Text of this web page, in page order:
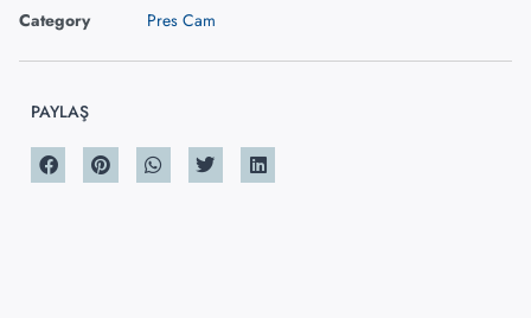
Category
Pres Cam
PAYLAŞ